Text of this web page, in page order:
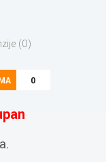
(0)
0